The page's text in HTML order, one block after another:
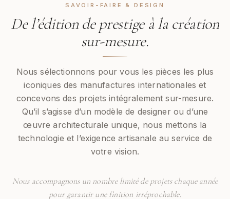
SAVOIR-FAIRE & DESIGN
De l’édition de prestige à la création
sur-mesure.
Nous sélectionnons pour vous les pièces les plus
iconiques des manufactures internationales et
concevons des projets intégralement sur-mesure.
Qu’il s’agisse d’un modèle de designer ou d’une
œuvre architecturale unique, nous mettons la
technologie et l’exigence artisanale au service de
votre vision.
Nous accompagnons un nombre limité de projets chaque année
pour garantir une finition irréprochable.